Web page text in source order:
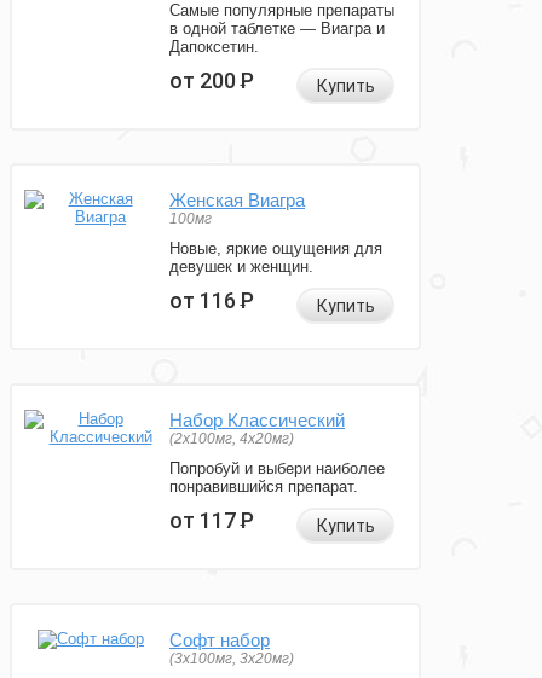
Самые популярные препараты
в одной таблетке — Виагра и
Дапоксетин.
от 200Р Купить
Женская Виагра
100мг
Новые, яркие ощущения для
девушек и женщин.
от 116Р Купить
Набор Классический
(2x100мг, 4x20мг)
Попробуй и выбери наиболее
понравившийся препарат.
от 117Р Купить
Софт набор
(3x100мг, 3x20мг)